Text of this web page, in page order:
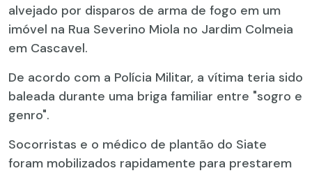
alvejado por disparos de arma de fogo em um
imóvel na Rua Severino Miola no Jardim Colmeia
em Cascavel.
De acordo com a Polícia Militar, a vítima teria sido
baleada durante uma briga familiar entre "sogro e
genro".
Socorristas e o médico de plantão do Siate
foram mobilizados rapidamente para prestarem